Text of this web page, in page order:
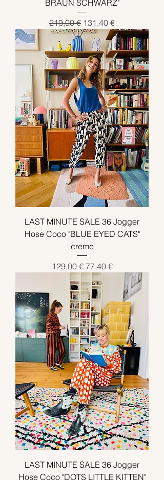
BRAUN SCHWARZ"
Standardpreis
219,00 € Sale-Preis
131,40 €
LAST MINUTE SALE 36 Jogger
Hose Coco "BLUE EYED CATS"
creme
Standardpreis
129,00 € Sale-Preis
77,40 €
LAST MINUTE SALE 36 Jogger
Hose Coco "DOTS LITTLE KITTEN"